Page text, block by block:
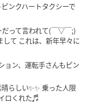
ンクハートタクシーで
って言われて(￣▽￣;)
て これは、新年早々に
ン、運転手さんもピン
らしい✨✨ 乗った人限
ロくれた♬